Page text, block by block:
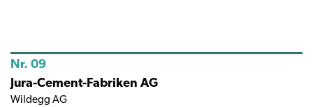
Nr. 09
Jura-Cement-Fabriken AG
Wildegg AG